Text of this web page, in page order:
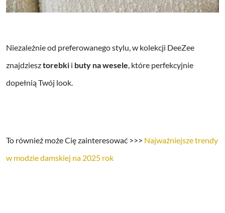
Niezależnie od preferowanego stylu, w kolekcji DeeZee
znajdziesztorebki i buty na wesele, które perfekcyjnie
dopełnią Twój look.
To również może Cię zainteresować >>> Najważniejsze trendy
w modzie damskiej na 2025 rok